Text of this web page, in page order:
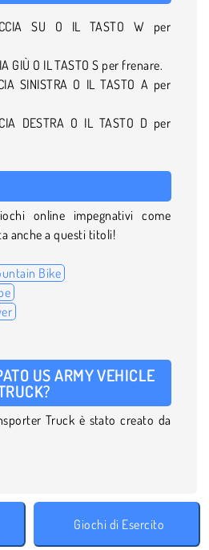
SU O IL TASTO W per
GIÙ O IL TASTO S per frenare.
SINISTRA O IL TASTO A per
DESTRA O IL TASTO D per
online impegnativi come
anche a questi titoli!
Bike
US ARMY VEHICLE
Truck è stato creato da
Giochi di Esercito